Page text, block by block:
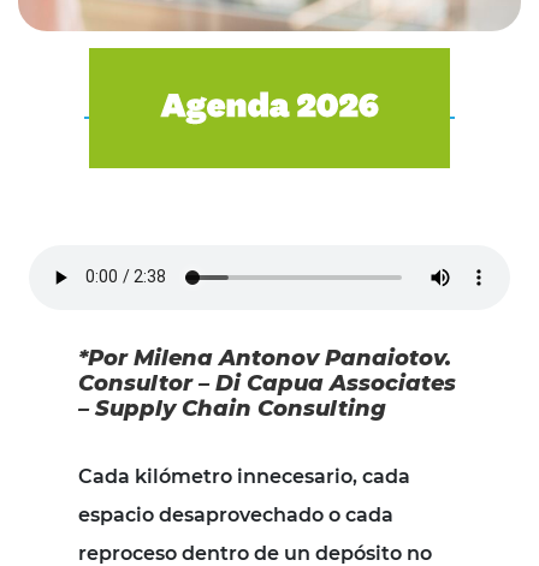
*Por Milena Antonov Panaiotov.
Consultor – Di Capua Associates
– Supply Chain Consulting
Cada kilómetro innecesario, cada
espacio desaprovechado o cada
reproceso dentro de un depósito no